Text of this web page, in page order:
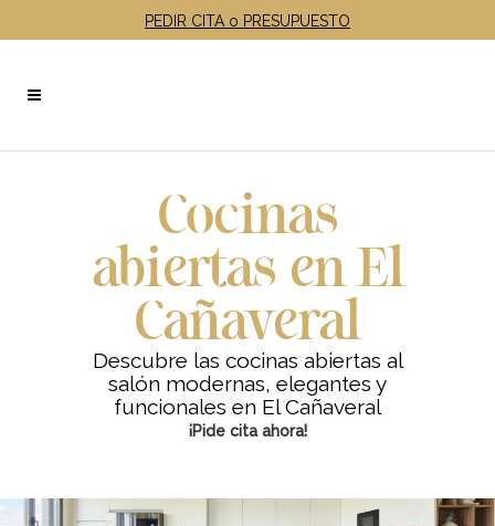
PEDIR CITA o PRESUPUESTO
Cocinas
abiertas en El
Cañaveral
Descubre las cocinas abiertas al
salón modernas, elegantes y
funcionales en El Cañaveral
¡Pide cita ahora!